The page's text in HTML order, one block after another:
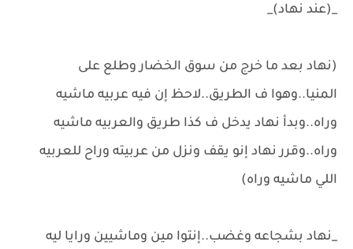
_(عند نهاد)_
(نهاد بعد ما خرج من سوق الخضار وطلع على
المنيا..وهوا ف الطريق..لاحظ إن فيه عربيه ماشيه
وراه..وبدأ نهاد يدخل ف كذا طريق والعربيه ماشيه
وراه..وقرر نهاد إنو يقف ونزل من عربيته وراح للعربيه
اللي ماشيه وراه)
_نهاد بشجاعه وغضب..إنتوا مين وماشيين ورايا ليه